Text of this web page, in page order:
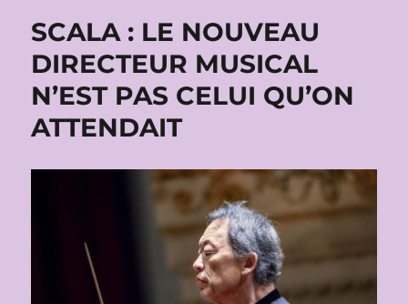
SCALA : LE NOUVEAU
DIRECTEUR MUSICAL
N’EST PAS CELUI QU’ON
ATTENDAIT